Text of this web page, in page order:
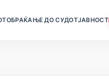
ОБРАЌАЊЕ ДО СУДОТЈАВНОСТ